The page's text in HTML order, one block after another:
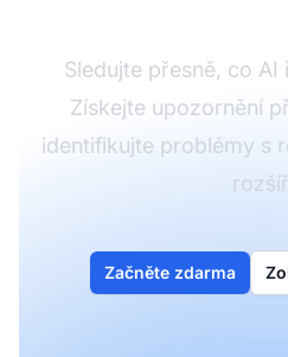
Sledujte přesně, co AI
Získejte upozornění
identifikujte problémy s
Začněte zdarma